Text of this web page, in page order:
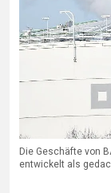
Die Geschäfte von
entwickelt als